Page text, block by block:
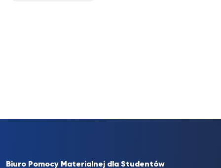
Biuro Pomocy Materialnej dla Studentów